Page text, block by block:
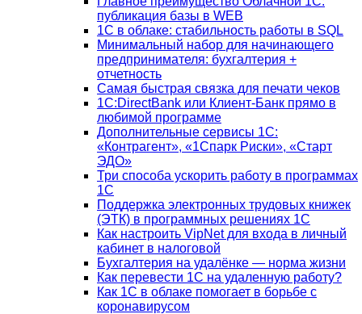
публикация базы в WEB
1С в облаке: стабильность работы в SQL
Минимальный набор для начинающего
предпринимателя: бухгалтерия +
отчетность
Самая быстрая связка для печати чеков
1С:DirectBank или Клиент-Банк прямо в
любимой программе
Дополнительные сервисы 1С:
«Контрагент», «1Спарк Риски», «Старт
ЭДО»
Три способа ускорить работу в программах
1С
Поддержка электронных трудовых книжек
(ЭТК) в программных решениях 1С
Как настроить VipNet для входа в личный
кабинет в налоговой
Бухгалтерия на удалёнке — норма жизни
Как перевести 1С на удаленную работу?
Как 1С в облаке помогает в борьбе с
коронавирусом